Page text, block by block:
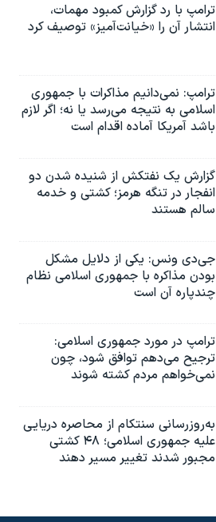
ترامپ با رد گزارش کمبود مهمات،
انتشار آن را «خیانت‌آمیز» توصیف کرد
ترامپ: نمی‌دانیم مذاکرات با جمهوری
اسلامی به نتیجه می‌رسد یا نه؛ اگر لازم
باشد آمریکا آماده اقدام است
گزارش یک نفتکش از شنیده شدن دو
انفجار در تنگه هرمز؛ کشتی و خدمه
سالم هستند
جی‌دی ونس: یکی از دلایل مشکل
بودن مذاکره با جمهوری اسلامی نظام
چندپاره آن است
ترامپ در مورد جمهوری اسلامی:
ترجیح می‌دهم توافق شود، چون
نمی‌خواهم مردم کشته شوند
به‌روزرسانی سنتکام از محاصره دریایی
علیه جمهوری اسلامی؛ ۴۸ کشتی
مجبور شدند تغییر مسیر دهند